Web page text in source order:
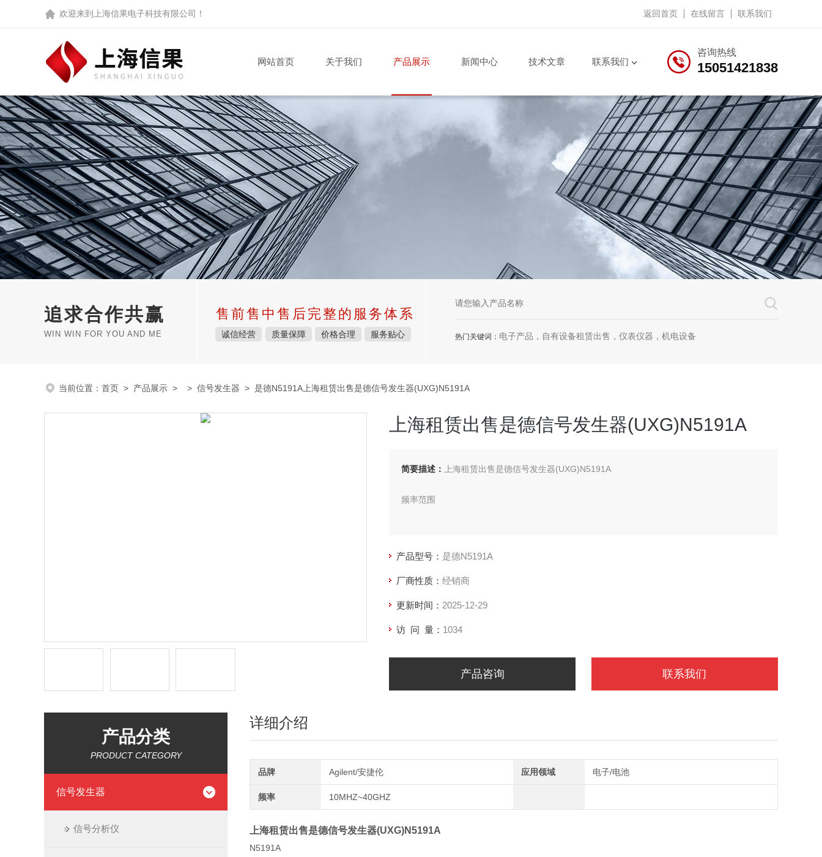
欢迎来到 上海信果电子科技有限公司 ！ 返回首页 在线留言 联系我们
咨询热线
15051421838
网站首页 关于我们 产品展示 新闻中心 技术文章 联系我们
追求合作共赢
WIN WIN FOR YOU AND ME
售前售中售后完整的服务体系
诚信经营 质量保障 价格合理 服务贴心 热门关键词： 电子产品，自有设备租赁出售，仪表仪器，机电设备
当前位置： 首页 > 产品展示 > > 信号发生器 > 是德N5191A上海租赁出售是德信号发生器(UXG)N5191A
上海租赁出售是德信号发生器(UXG)N5191A
简要描述： 上海租赁出售是德信号发生器(UXG)N5191A
频率范围
N5191A-54E 频率范围：10mhz-40ghz
产品型号： 是德N5191A
厂商性质： 经销商
更新时间： 2025-12-29
访 问 量： 1034
产品咨询 联系我们
产品分类
PRODUCT CATEGORY
信号发生器
信号分析仪
详细介绍
品牌 Agilent/安捷伦 应用领域 电子/电池
频率 10MHZ~40GHZ
上海租赁出售是德信号发生器(UXG)N5191A
N5191A